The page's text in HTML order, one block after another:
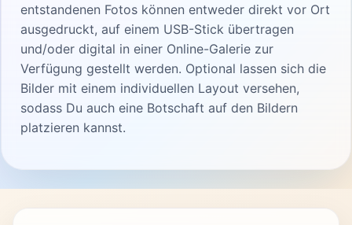
entstandenen Fotos können entweder direkt vor Ort
ausgedruckt, auf einem USB-Stick übertragen
und/oder digital in einer Online-Galerie zur
Verfügung gestellt werden. Optional lassen sich die
Bilder mit einem individuellen Layout versehen,
sodass Du auch eine Botschaft auf den Bildern
platzieren kannst.